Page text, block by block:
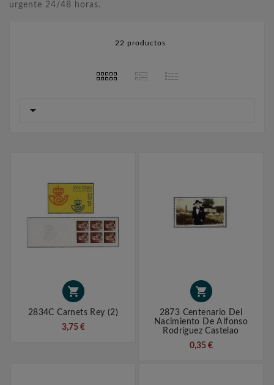
urgente 24/48 horas.
22 productos


2834C Carnets Rey (2)
3,75 €

2873 Centenario Del
Nacimiento De Alfonso
Rodríguez Castelao
0,35 €